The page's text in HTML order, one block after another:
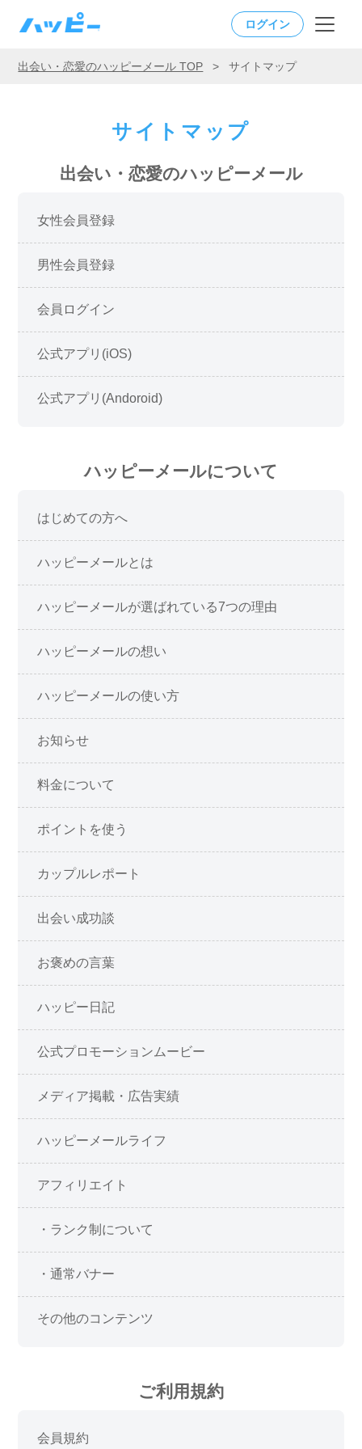
ログイン
出会い・恋愛のハッピーメール TOP > サイトマップ
サイトマップ
出会い・恋愛のハッピーメール
女性会員登録
男性会員登録
会員ログイン
公式アプリ(iOS)
公式アプリ(Andoroid)
ハッピーメールについて
はじめての方へ
ハッピーメールとは
ハッピーメールが選ばれている7つの理由
ハッピーメールの想い
ハッピーメールの使い方
お知らせ
料金について
ポイントを使う
カップルレポート
出会い成功談
お褒めの言葉
ハッピー日記
公式プロモーションムービー
メディア掲載・広告実績
ハッピーメールライフ
アフィリエイト
・ランク制について
・通常バナー
その他のコンテンツ
ご利用規約
会員規約